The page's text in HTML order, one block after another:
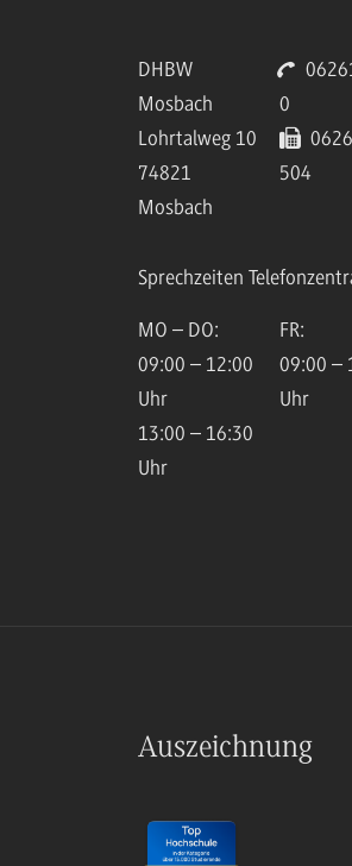
DHBW
Mosbach
Lohrtalweg 10
74821
Mosbach
0
504
Sprechzeiten
MO – DO:
09:00 – 12:00
Uhr
13:00 – 16:30
Uhr
FR:
09:00 –
Uhr
Auszeichnung